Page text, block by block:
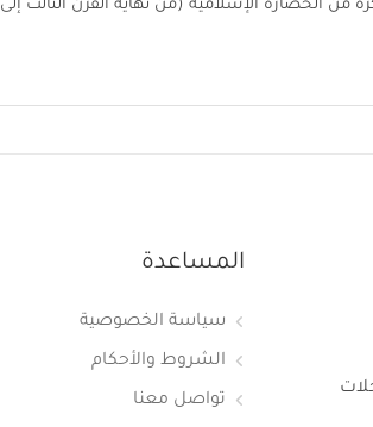
من الحضارة الإسلامية (من نهاية القرن الثالث إلى
المساعدة
سياسة الخصوصية
الشروط والأحكام
تواصل معنا